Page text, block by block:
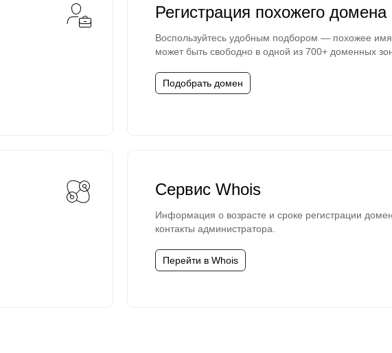
Регистрация похожего домена
Воспользуйтесь удобным подбором — похожее имя
может быть свободно в одной из 700+ доменных
Подобрать домен
Сервис Whois
Информация о возрасте и сроке регистрации
контакты администратора.
Перейти в Whois